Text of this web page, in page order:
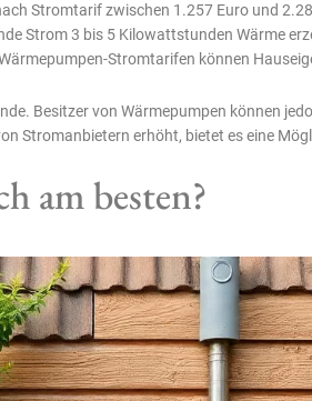
Stromtarif zwischen 1.257 Euro und
Strom 3 bis 5 Kilowattstunden Wärme
Stromtarifen können
Besitzer von Wärmepumpen können
Stromanbietern erhöht, bietet es eine
am besten?